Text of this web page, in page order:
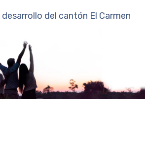
del cantón El Carmen